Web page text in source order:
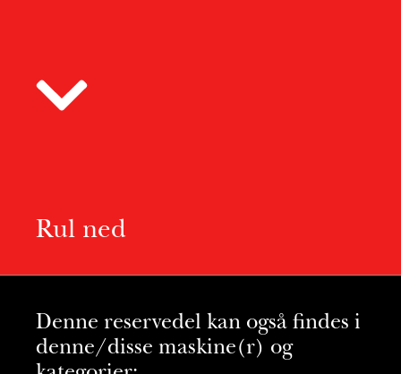
Rul ned
Denne reservedel kan også findes i
denne/disse maskine(r) og